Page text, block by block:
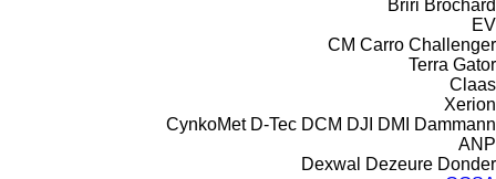
Briri Brochard
EV
CM Carro Challenger
Terra Gator
Claas
Xerion
CynkoMet D-Tec DCM DJI DMI
Dammann
ANP
Dexwal
Dezeure Donder